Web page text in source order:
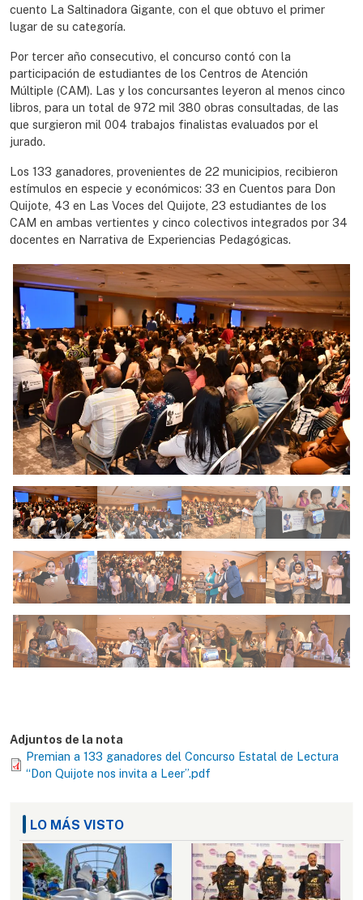
cuento La Saltinadora Gigante, con el que obtuvo el primer
lugar de su categoría.
Por tercer año consecutivo, el concurso contó con la
participación de estudiantes de los Centros de Atención
Múltiple (CAM). Las y los concursantes leyeron al menos cinco
libros, para un total de 972 mil 380 obras consultadas, de las
que surgieron mil 004 trabajos finalistas evaluados por el
jurado.
Los 133 ganadores, provenientes de 22 municipios, recibieron
estímulos en especie y económicos: 33 en Cuentos para Don
Quijote, 43 en Las Voces del Quijote, 23 estudiantes de los
CAM en ambas vertientes y cinco colectivos integrados por 34
docentes en Narrativa de Experiencias Pedagógicas.
Adjuntos de la nota
Premian a 133 ganadores del Concurso Estatal de Lectura
“Don Quijote nos invita a Leer”.pdf
LO MÁS VISTO